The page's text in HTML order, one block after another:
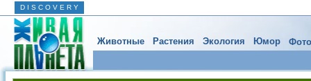
D I S C O V E R Y
Животные Растения Экология Юмор